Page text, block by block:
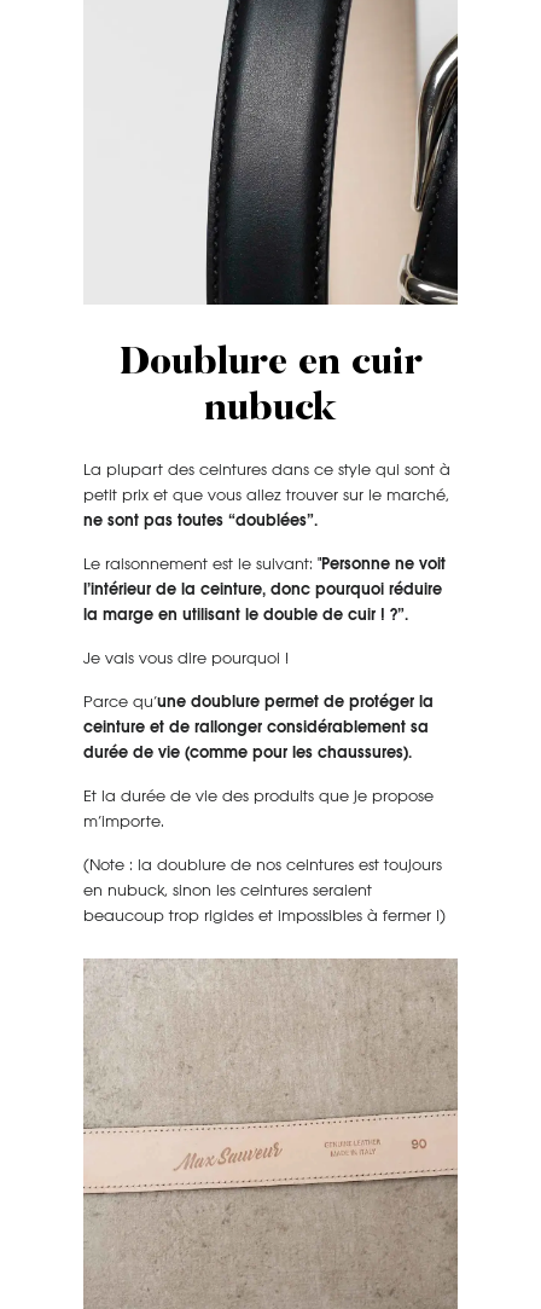
Doublure en cuir
nubuck
La plupart des ceintures dans ce style qui sont à
petit prix et que vous allez trouver sur le marché,
ne sont pas toutes “doublées”.
Le raisonnement est le suivant:"Personne ne voit
l’intérieur de la ceinture, donc pourquoi réduire
la marge en utilisant le double de cuir ! ?”.
Je vais vous dire pourquoi !
Parce qu’une doublure permet de protéger la
ceinture et de rallonger considérablement sa
durée de vie (comme pour les chaussures).
Et la durée de vie des produits que je propose
m’importe.
(Note : la doublure de nos ceintures est toujours
en nubuck, sinon les ceintures seraient
beaucoup trop rigides et impossibles à fermer !)